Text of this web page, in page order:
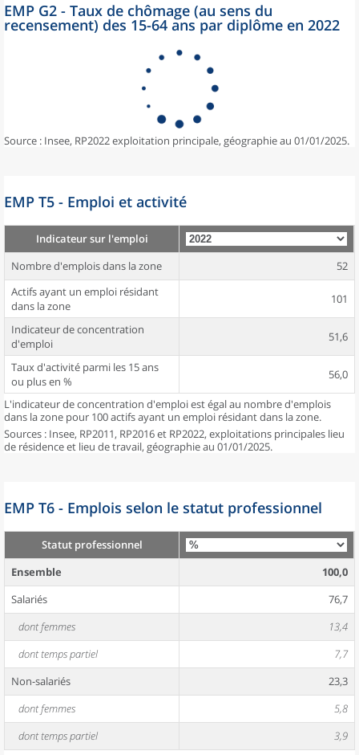
EMP G2 - Taux de chômage (au sens du
recensement) des 15-64 ans par diplôme en 2022
Source : Insee, RP2022 exploitation principale, géographie au 01/01/2025.
EMP T5 - Emploi et activité
Indicateur sur l'emploi
Nombre d'emplois dans la zone
52
Actifs ayant un emploi résidant
dans la zone
101
Indicateur de concentration
d'emploi
51,6
Taux d'activité parmi les 15 ans
ou plus en %
56,0
L'indicateur de concentration d'emploi est égal au nombre d'emplois
dans la zone pour 100 actifs ayant un emploi résidant dans la zone.
Sources : Insee, RP2011, RP2016 et RP2022, exploitations principales lieu
de résidence et lieu de travail, géographie au 01/01/2025.
EMP T6 - Emplois selon le statut professionnel
Statut professionnel
Ensemble
100,0
Salariés
76,7
dont femmes
13,4
dont temps partiel
7,7
Non-salariés
23,3
dont femmes
5,8
dont temps partiel
3,9